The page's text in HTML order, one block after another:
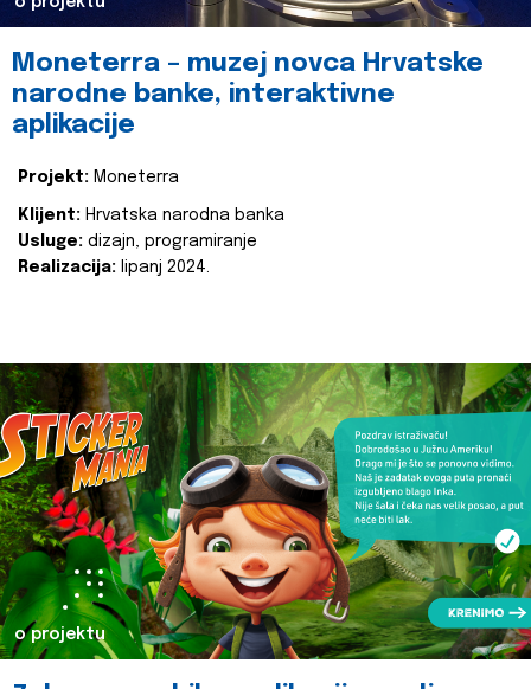
Moneterra – muzej novca Hrvatske
narodne banke, interaktivne
aplikacije
Projekt: Moneterra
Klijent: Hrvatska narodna banka
Usluge: dizajn, programiranje
Realizacija: lipanj 2024.
o projektu